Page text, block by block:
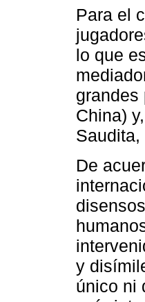
Para el
lo que
grandes
China)
Saudita,
De
y
único ni